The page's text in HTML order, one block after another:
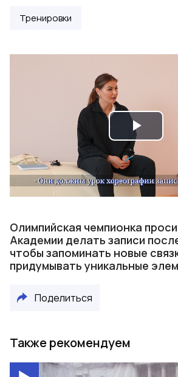
Тренировки
Play
Video
Олимпийская чемпионка
Академии делать записи
чтобы запоминать новые
придумывать уникальные
Поделиться
Также рекомендуем